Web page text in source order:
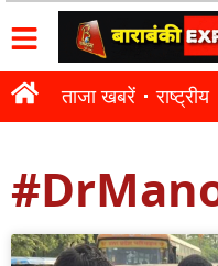
ताजा खबरें राष्ट्रीय